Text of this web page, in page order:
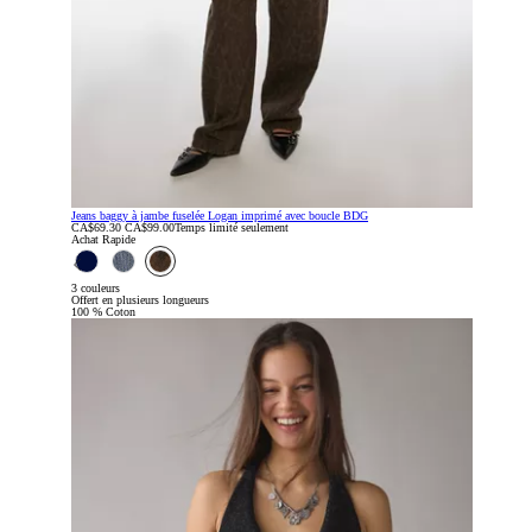
Jeans baggy à jambe fuselée Logan imprimé avec boucle BDG
Prix
soldé
CA$69.30Prix
courant
:
CA$99.00Temps limité seulement
Achat Rapide
3 couleurs
Offert en plusieurs longueurs
100 % Coton